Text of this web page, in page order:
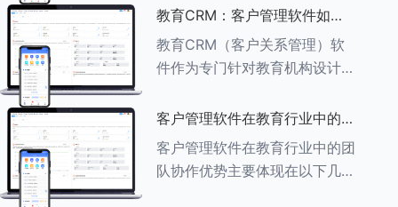
述其助力作用： ###一、学员
信息管理 客户管理软件具备强
大的学员信息管理功能，能够集
中存储
教育CRM：客户管理软件如何
增强教育品牌影响力
教育CRM（客户关系管理）软
件作为专门针对教育机构设计的
影响力方面发挥着重要作用。以
下详细分析教育CRM软件如何
助力提升教育品牌影响力：
###一、
客户管理软件在教育行业中的团
队协作优势
客户管理软件在教育行业中的团
队协作优势主要体现在以下几个